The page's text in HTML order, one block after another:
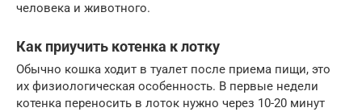
человека и животного.
Как приучить котенка к лотку
Обычно кошка ходит в туалет после приема пищи, это
их физиологическая особенность. В первые недели
котенка переносить в лоток нужно через 10-20 минут